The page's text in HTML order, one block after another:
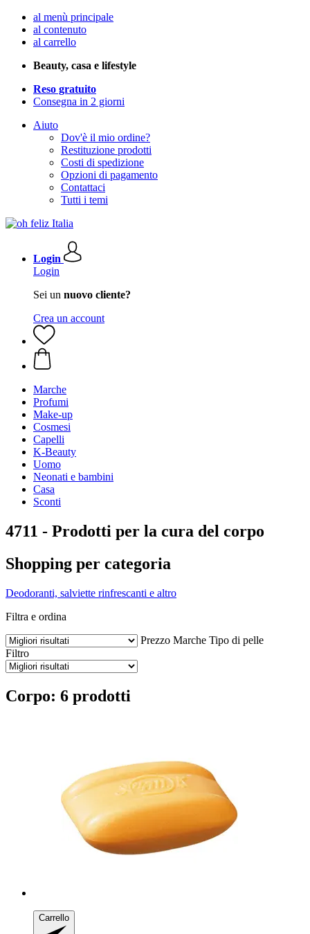
al menù principale
al contenuto
al carrello
Beauty, casa e lifestyle
Reso gratuito
Consegna in 2 giorni
Aiuto
Dov'è il mio ordine?
Restituzione prodotti
Costi di spedizione
Opzioni di pagamento
Contattaci
Tutti i temi
Login
Login
Sei un nuovo cliente?
Crea un account
Marche
Profumi
Make-up
Cosmesi
Capelli
K-Beauty
Uomo
Neonati e bambini
Casa
Sconti
4711 - Prodotti per la cura del corpo
Shopping per categoria
Deodoranti, salviette rinfrescanti e altro
Filtra e ordina
Prezzo Marche Tipo di pelle
Filtro
Corpo: 6 prodotti
Carrello